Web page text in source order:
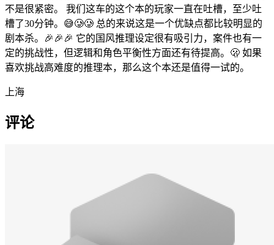
不是很紧密。 我们这车的这个本的玩家一直在吐槽，至少吐
槽了30分钟。😅🥲🥲 总的来说这是一个优缺点都比较明显的
剧本杀。🎉🎉🎉 它的国风推理设定很有吸引力，案件也有一
定的挑战性，但逻辑和角色平衡性方面还有待提高。🫢 如果
喜欢挑战高难度的推理本，那么这个本还是值得一试的。
上海
评论